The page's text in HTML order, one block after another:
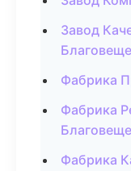
Завод
Фабрика
Фабрика
Фабрика